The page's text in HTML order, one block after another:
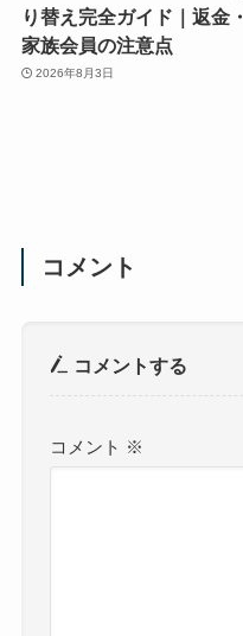
り替え完全ガイド｜返金・
家族会員の注意点
2026年8月3日
コメント
コメントする
コメント ※